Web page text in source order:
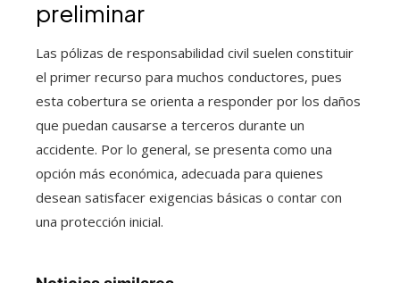
preliminar
Las pólizas de responsabilidad civil suelen constituir
el primer recurso para muchos conductores, pues
esta cobertura se orienta a responder por los daños
que puedan causarse a terceros durante un
accidente. Por lo general, se presenta como una
opción más económica, adecuada para quienes
desean satisfacer exigencias básicas o contar con
una protección inicial.